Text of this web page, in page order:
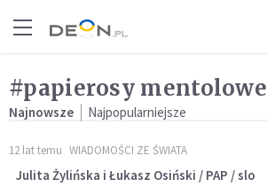
#papierosy mentolowe
Najnowsze Najpopularniejsze
12 lat temu WIADOMOŚCI ZE ŚWIATA
Julita Żylińska i Łukasz Osiński / PAP / slo